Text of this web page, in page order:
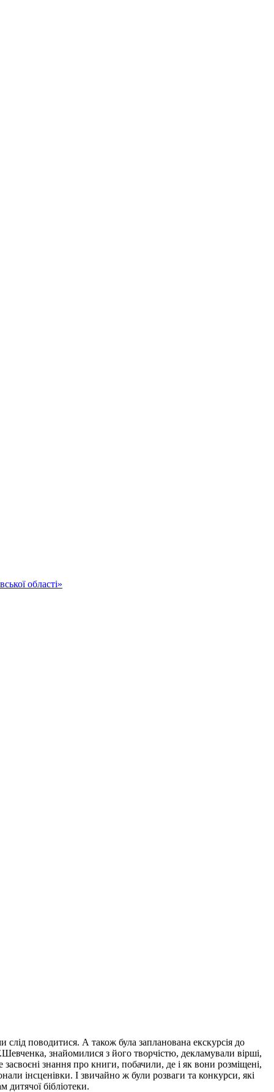
області»
поводитися. А також була запланована екскурсія до
знайомилися з його творчістю, декламували вірші,
знання про книги, побачили, де і як вони розміщені,
інсценівки. І звичайно ж були розваги та конкурси, які
бібліотеки.